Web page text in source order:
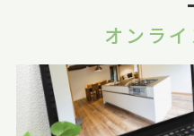
オンラ